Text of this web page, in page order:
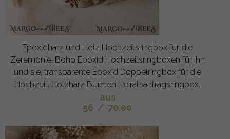
Epoxidharz und Holz Hochzeitsringbox für die
Zeremonie, Boho Epoxid Hochzeitsringboxen für ihn
und sie, transparente Epoxid Doppelringbox für die
Hochzeit, Holzharz Blumen Heiratsantragsringbox.
aus
56 / 70.00